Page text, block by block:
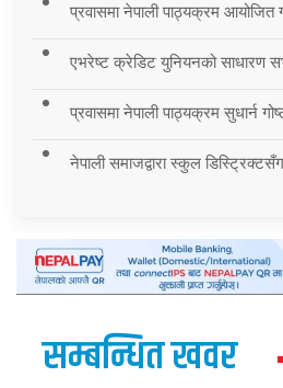
प्रवासमा नेपाली पाठ्यक्रम आयोजित
एभरेष्ट क्रेडिट युनियनको साधारण
प्रवासमा नेपाली पाठ्यक्रम सुधार्न
नेपाली समाजद्वारा स्कुल
सम्बन्धित खवर